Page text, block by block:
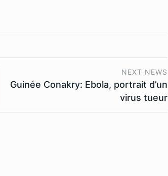
NEXT NEWS
Guinée Conakry: Ebola, portrait d’un
virus tueur